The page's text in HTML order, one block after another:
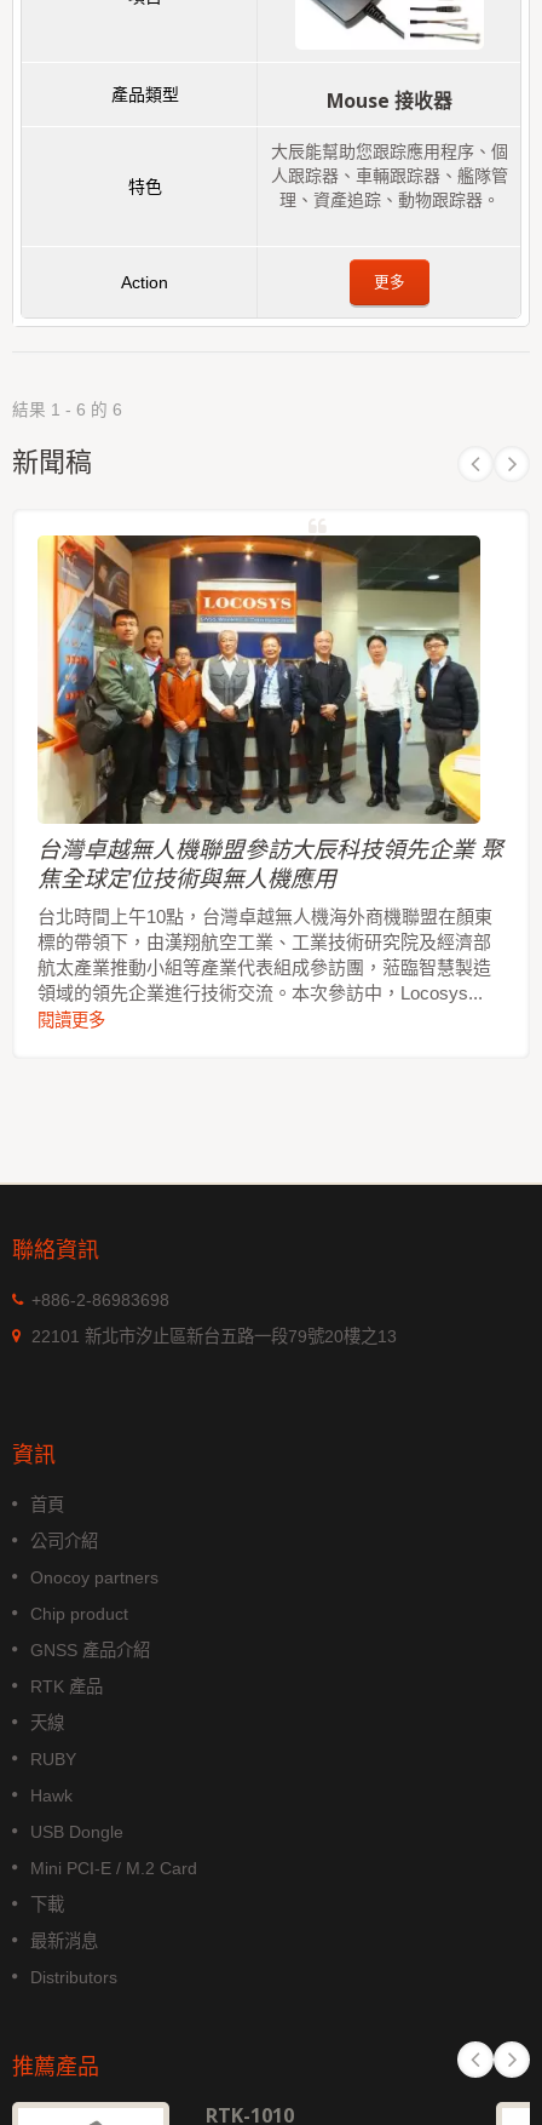
Mouse 接收器
大辰能幫助您跟踪應用程序、個
人跟踪器、車輛跟踪器、艦隊管
理、資產追踪、動物跟踪器。
更多
結果 1 - 6 的 6
新聞稿
台灣卓越無人機聯盟參訪大辰科技領先企業 聚
焦全球定位技術與無人機應用
台北時間上午10點，台灣卓越無人機海外商機聯盟在顏東
標的帶領下，由漢翔航空工業、工業技術研究院及經濟部
航太產業推動小組等產業代表組成參訪團，蒞臨智慧製造
領域的領先企業進行技術交流。本次參訪中，Locosys...
閱讀更多
聯絡資訊
+886-2-86983698
22101 新北市汐止區新台五路一段79號20樓之13
資訊
首頁
公司介紹
Onocoy partners
Chip product
GNSS 產品介紹
RTK 產品
天線
RUBY
Hawk
USB Dongle
Mini PCI-E / M.2 Card
下載
最新消息
Distributors
推薦產品
RTK-1010